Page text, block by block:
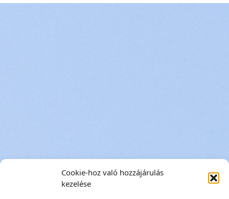
Cookie-hoz való hozzájárulás
kezelése